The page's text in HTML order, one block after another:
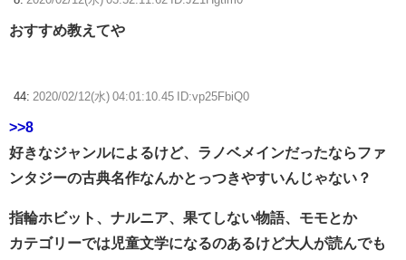
おすすめ教えてや
44: 2020/02/12(水) 04:01:10.45 ID:vp25FbiQ0
>>8
好きなジャンルによるけど、ラノベメインだったならファ
ンタジーの古典名作なんかとっつきやすいんじゃない？
指輪ホビット、ナルニア、果てしない物語、モモとか
カテゴリーでは児童文学になるのあるけど大人が読んでも